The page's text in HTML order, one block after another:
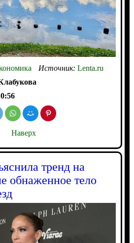
Источник: Lenta.ru
Наверх
тренд на
обнаженное тело